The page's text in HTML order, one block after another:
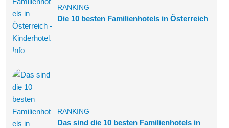
RANKING
Die 10 besten Familienhotels in Österreich
RANKING
Das sind die 10 besten Familienhotels in